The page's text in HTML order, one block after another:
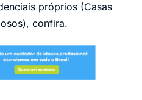
próprios (Casas
confira.